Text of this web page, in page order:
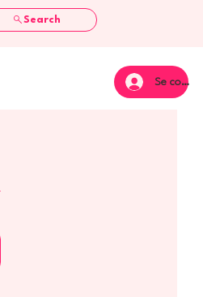
Se
Search